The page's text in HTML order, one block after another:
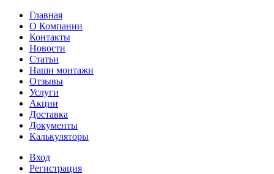
Главная
О Компании
Контакты
Новости
Статьи
Наши монтажи
Отзывы
Услуги
Акции
Доставка
Документы
Калькуляторы
Вход
Регистрация